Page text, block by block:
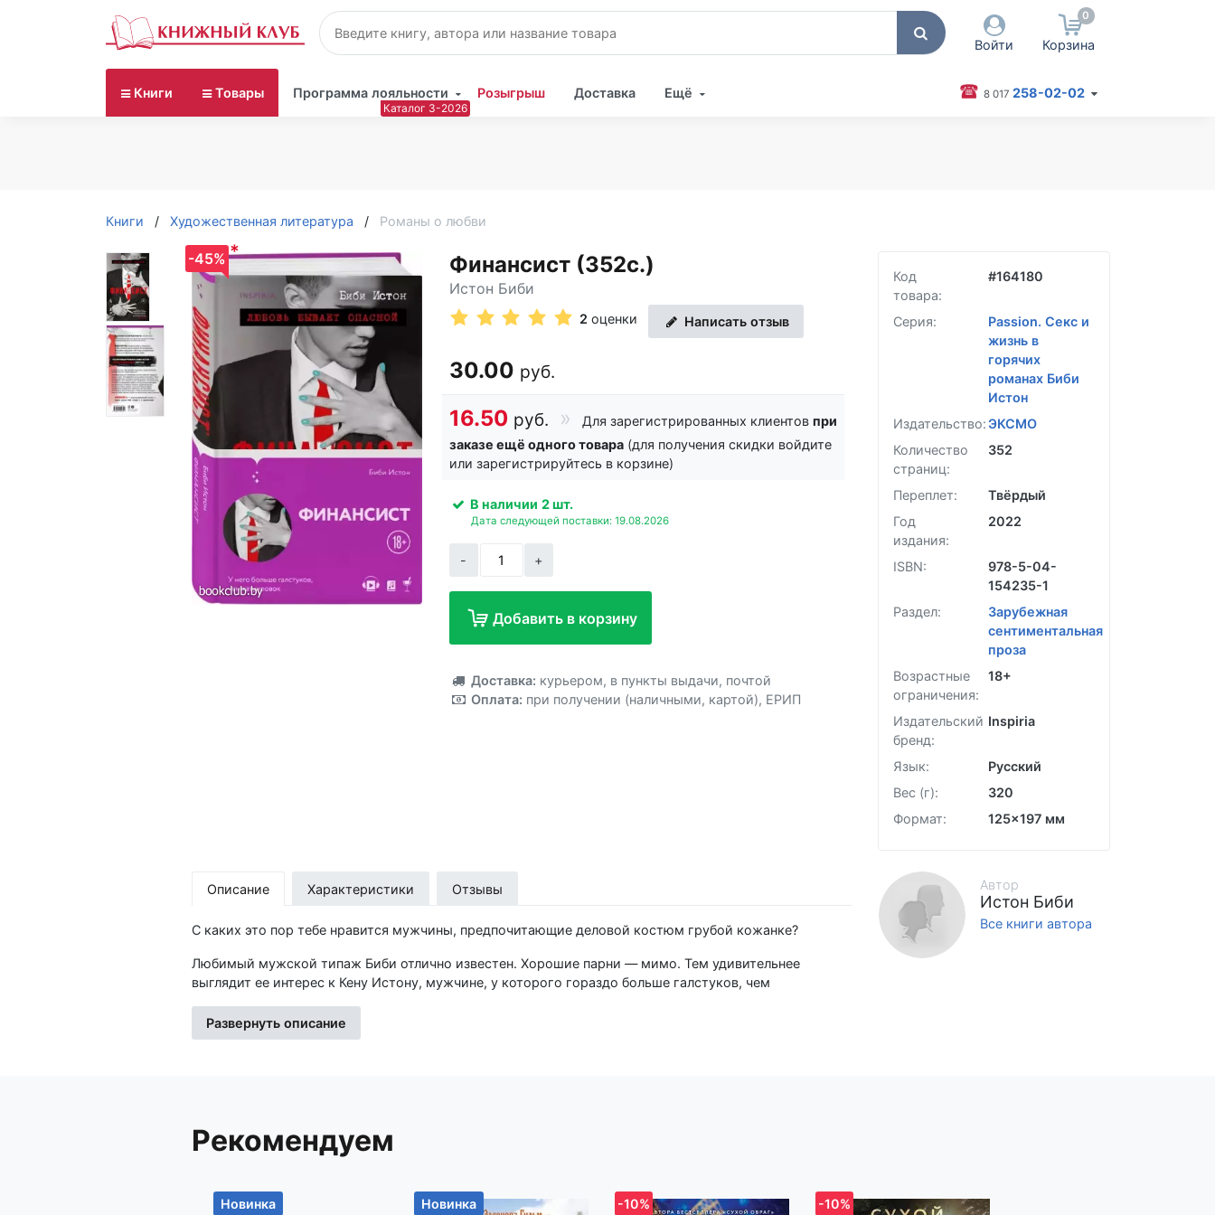
Войти
Войти
Забыли пароль?
0
Корзина
Книги Товары Программа лояльности Розыгрыш Доставка Ещё 8 017 258-02-02
Книги Художественная литература Романы о любви
-45% * Финансист (352с.)
Истон Биби
2оценки Написать отзыв
30.00 руб.
16.50 руб. Для зарегистрированных клиентов при
заказе ещё одного товара(для получения скидки войдите
или зарегистрируйтесь в корзине)
В наличии 2 шт.
Дата следующей поставки: 19.08.2026
- +
Добавить в корзину
Доставка: курьером, в пункты выдачи, почтой
Оплата: при получении (наличными, картой), ЕРИП
Код
товара:
#164180
Серия:
Passion. Секс и
жизнь в
горячих
романах Биби
Истон
Издательство: ЭКСМО
Количество
страниц:
352
Переплет:
Твёрдый
Год
издания:
2022
ISBN:
978-5-04-
154235-1
Раздел:
Зарубежная
сентиментальная
проза
Возрастные
ограничения:
18+
Издательский
бренд:
Inspiria
Язык:
Русский
Вес (г):
320
Формат:
125x197 мм
Описание Характеристики Отзывы
С каких это пор тебе нравится мужчины, предпочитающие деловой костюм грубой кожанке?
Любимый мужской типаж Биби отлично известен. Хорошие парни — мимо. Тем удивительнее
выглядит ее интерес к Кену Истону, мужчине, у которого гораздо больше галстуков, чем
Психолог по призванию, Биби не на шутку заинтересована его личностью. Почему он избегает
«Финансист» — самостоятельный роман и часть цикла «44 главы о 4 мужчинах».
Уже дебютный роман «44 главы о 4 мужчинах» попал в Топ-100 бестселлеров США, по его мотивам
Развернуть описание
Автор
Истон Биби
Все книги автора
Рекомендуем
Новинка
Новинка
-10% -10%